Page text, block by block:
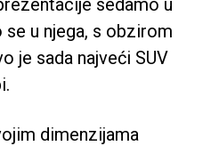
sedamo u
se u njega, s obzirom
je sada najveći SUV
dimenzijama